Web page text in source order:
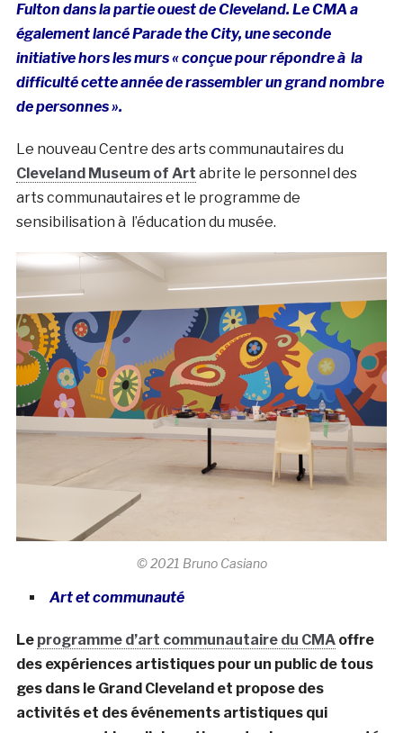
Fulton dans la partie ouest de Cleveland. Le CMA a
également lancé Parade the City, une seconde
initiative hors les murs « conçue pour répondre à la
difficulté cette année de rassembler un grand nombre
de personnes ».
Le nouveau Centre des arts communautaires du
Cleveland Museum of Art abrite le personnel des
arts communautaires et le programme de
sensibilisation à l’éducation du musée.
© 2021 Bruno Casiano
Art et communauté
Le programme d’art communautaire du CMAoffre
des expériences artistiques pour un public de tous
ges dans le Grand Cleveland et propose des
activités et des événements artistiques qui